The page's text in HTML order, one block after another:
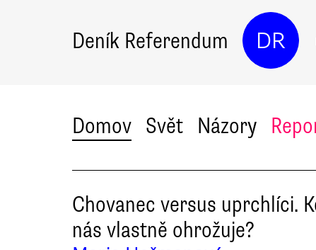
Deník Referendum DR
Domov Svět Názory
Chovanec versus uprchlíci.
nás vlastně ohrožuje?